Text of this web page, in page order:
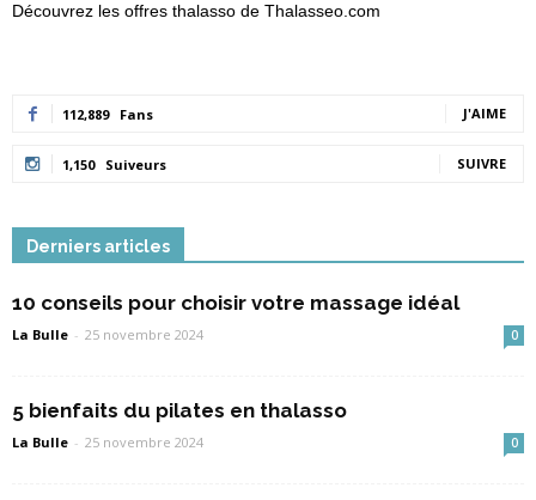
Découvrez les offres thalasso de Thalasseo.com
112,889 Fans J'AIME
1,150 Suiveurs SUIVRE
Derniers articles
10 conseils pour choisir votre massage idéal
La Bulle - 25 novembre 2024 0
5 bienfaits du pilates en thalasso
La Bulle - 25 novembre 2024 0